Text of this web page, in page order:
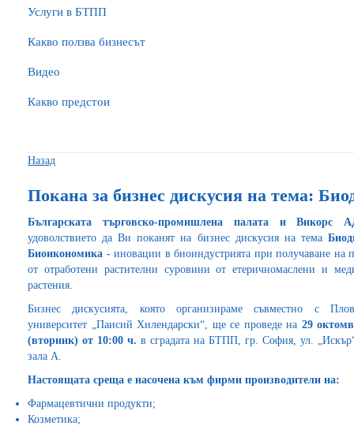
Услуги в БТПП
Какво ползва бизнесът
Видео
Какво предстои
Назад
Покана за бизнес дискусия на тема:
Българската търговско-промишлена палата и Викорс
удоволствието да Ви поканят на бизнес дискусия на тема
Биоикономика - иновации в биоиндустрията при получаване на
от отработени растителни суровини от етеричномаслени и
растения.
Бизнес дискусията, която организираме съвместно с
университет „Паисий Хилендарски“, ще се проведе на 29
(вторник) от 10:00 ч. в сградата на БТПП, гр. София, ул.
зала А.
Настоящата среща е насочена към фирми производители на:
Фармацевтични продукти;
Козметика;